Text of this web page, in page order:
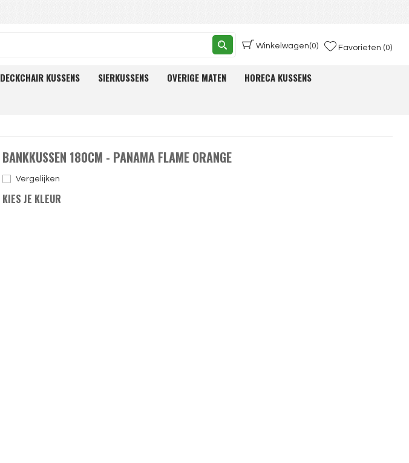
Winkelwagen(0) Favorieten (0)
DECKCHAIR KUSSENS SIERKUSSENS OVERIGE MATEN
HORECA KUSSENS
BANKKUSSEN 180CM - PANAMA FLAME ORANGE
Vergelijken
KIES JE KLEUR